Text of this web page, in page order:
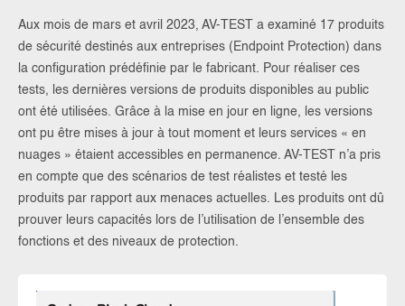
Aux mois de mars et avril 2023, AV-TEST a examiné 17 produits
de sécurité destinés aux entreprises (Endpoint Protection) dans
la configuration prédéfinie par le fabricant. Pour réaliser ces
tests, les dernières versions de produits disponibles au public
ont été utilisées. Grâce à la mise en jour en ligne, les versions
ont pu être mises à jour à tout moment et leurs services « en
nuages » étaient accessibles en permanence. AV-TEST n’a pris
en compte que des scénarios de test réalistes et testé les
produits par rapport aux menaces actuelles. Les produits ont dû
prouver leurs capacités lors de l’utilisation de l’ensemble des
fonctions et des niveaux de protection.